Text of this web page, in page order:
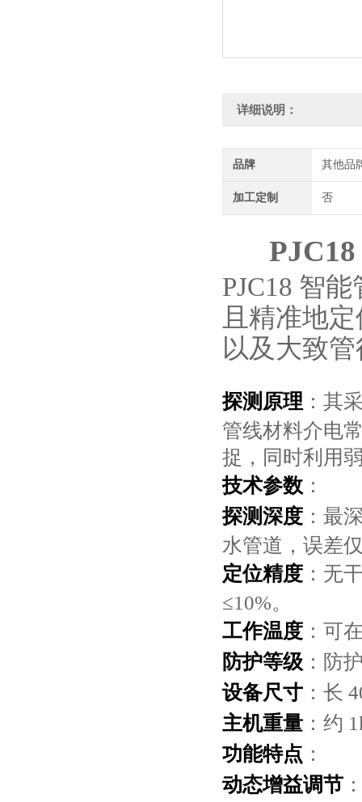
详细说明：
品牌 其他品
加工定制 否
PJC18 智
且精准地
以及大致
探测原理 ：其
管线材料介电
捉，同时利用
技术参数 ：
探测深度 ：最
水管道，误差
定位精度 ：无
≤10%。
工作温度 ：可
防护等级 ：防
设备尺寸 ：长
主机重量 ：约
功能特点 ：
动态增益调节